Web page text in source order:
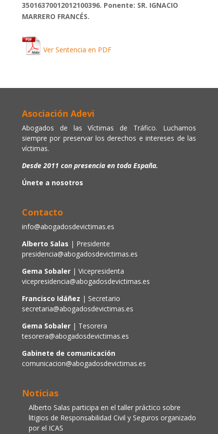
35016370012012100396. Ponente: SR. IGNACIO
MARRERO FRANCÉS.
Ver Sentencia en PDF
Asociación Adevi
Abogados de las Víctimas de Tráfico. Luchamos
siempre por preservar los derechos e intereses de las
víctimas.
Desde 2011 con presencia en toda España.
Únete a nosotros
Contacto
info@abogadosdevictimas.es
Alberto Salas | Presidente
presidencia@abogadosdevictimas.es
Gema Sobaler | Vicepresidenta
vicepresidencia@abogadosdevictimas.es
Francisco Idáñez | Secretario
secretaria@abogadosdevictimas.es
Gema Sobaler| Tesorera
tesorera@abogadosdevictimas.es
Gabinete de comunicación
comunicacion@abogadosdevictimas.es
Noticias
Alberto Salas participa en el taller práctico sobre
litigios de Responsabilidad Civil y Seguros organizado
por el ICAS